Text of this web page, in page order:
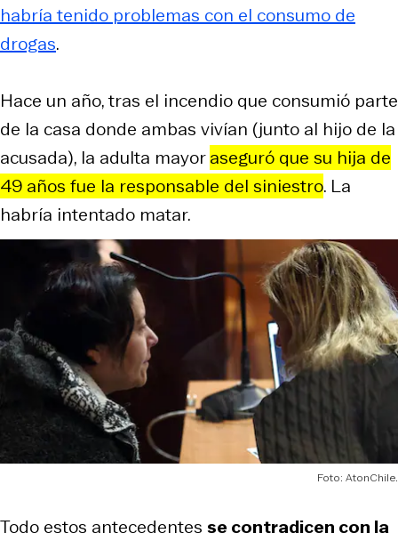
habría tenido problemas con el consumo de
drogas.
Hace un año, tras el incendio que consumió parte
de la casa donde ambas vivían (junto al hijo de la
acusada), la adulta mayoraseguró que su hija de
49 años fue la responsable del siniestro. La
habría intentado matar.
Foto: AtonChile.
Todo estos antecedentes se contradicen con la